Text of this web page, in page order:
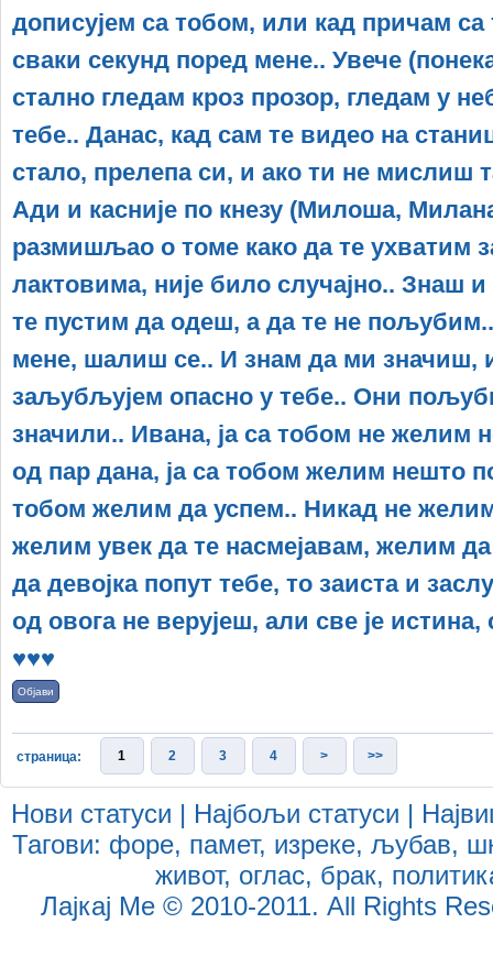
дописујем са тобом, или кад причам
сваки секунд поред мене.. Увече
стално гледам кроз прозор, гледам у
тебе.. Данас, кад сам те видео на
стало, прелепа си, и ако ти не мислиш
Ади и касније по кнезу (Милоша,
размишљао о томе како да те ухватим
лактовима, није било случајно.. Знаш
те пустим да одеш, а да те не
мене, шалиш се.. И знам да ми значиш,
заљубљујем опасно у тебе.. Они
значили.. Ивана, ја са тобом не желим
од пар дана, ја са тобом желим нешто
тобом желим да успем.. Никад не
желим увек да те насмејавам, желим
да девојка попут тебе, то заиста и
од овога не верујеш, али све је истина,
♥♥♥
Објави
страница: 1 2 3 4 > >>
Нови статуси | Најбољи статуси |
Тагови: форе, памет, изреке,љубав,
живот, оглас, брак,
Лајкај Ме © 2010-2011. All Rights